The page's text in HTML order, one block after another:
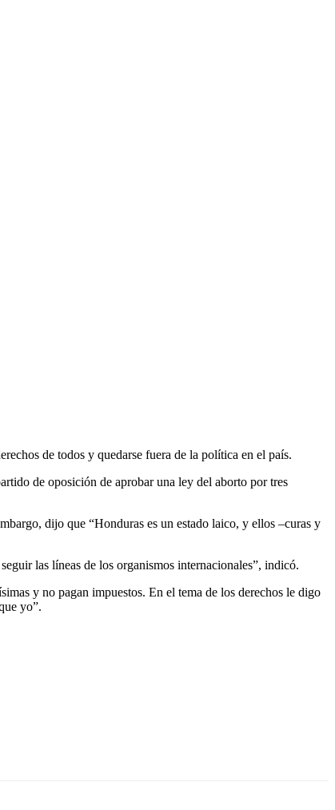
de todos y quedarse fuera de la política en el país.
de oposición de aprobar una ley del aborto por tres
dijo que “Honduras es un estado laico, y ellos –curas y
las líneas de los organismos internacionales”, indicó.
y no pagan impuestos. En el tema de los derechos le digo
yo”.